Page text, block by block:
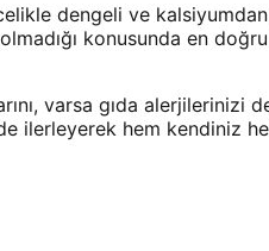
dengeli ve
konusunda en
varsa gıda
ilerleyerek hem kendiniz